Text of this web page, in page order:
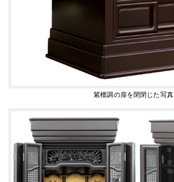
紫檀調の扉を閉閉じた写真